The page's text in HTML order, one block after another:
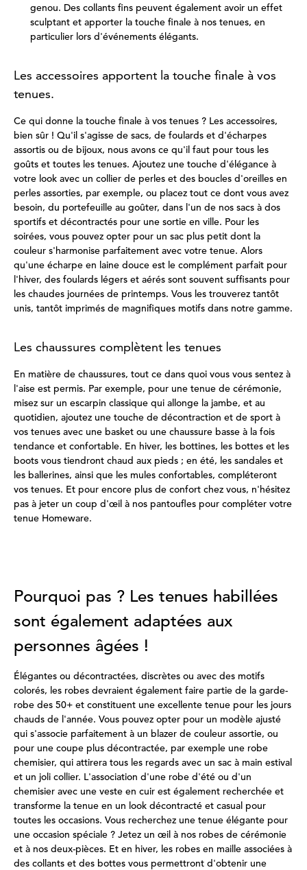
genou. Des collants fins peuvent également avoir un effet
sculptant et apporter la touche finale à nos tenues, en
particulier lors d'événements élégants.
Les accessoires apportent la touche finale à vos
tenues.
Ce qui donne la touche finale à vos tenues ? Les accessoires,
bien sûr ! Qu'il s'agisse de sacs, de foulards et d'écharpes
assortis ou de bijoux, nous avons ce qu'il faut pour tous les
goûts et toutes les tenues. Ajoutez une touche d'élégance à
votre look avec un collier de perles et des boucles d'oreilles en
perles assorties, par exemple, ou placez tout ce dont vous avez
besoin, du portefeuille au goûter, dans l'un de nos sacs à dos
sportifs et décontractés pour une sortie en ville. Pour les
soirées, vous pouvez opter pour un sac plus petit dont la
couleur s'harmonise parfaitement avec votre tenue. Alors
qu'une écharpe en laine douce est le complément parfait pour
l'hiver, des foulards légers et aérés sont souvent suffisants pour
les chaudes journées de printemps. Vous les trouverez tantôt
unis, tantôt imprimés de magnifiques motifs dans notre gamme.
Les chaussures complètent les tenues
En matière de chaussures, tout ce dans quoi vous vous sentez à
l'aise est permis. Par exemple, pour une tenue de cérémonie,
misez sur un escarpin classique qui allonge la jambe, et au
quotidien, ajoutez une touche de décontraction et de sport à
vos tenues avec une basket ou une chaussure basse à la fois
tendance et confortable. En hiver, les bottines, les bottes et les
boots vous tiendront chaud aux pieds ; en été, les sandales et
les ballerines, ainsi que les mules confortables, compléteront
vos tenues. Et pour encore plus de confort chez vous, n'hésitez
pas à jeter un coup d'œil à nos pantoufles pour compléter votre
tenue Homeware.
Pourquoi pas ? Les tenues habillées
sont également adaptées aux
personnes âgées !
Élégantes ou décontractées, discrètes ou avec des motifs
colorés, les robes devraient également faire partie de la garde-
robe des 50+ et constituent une excellente tenue pour les jours
chauds de l'année. Vous pouvez opter pour un modèle ajusté
qui s'associe parfaitement à un blazer de couleur assortie, ou
pour une coupe plus décontractée, par exemple une robe
chemisier, qui attirera tous les regards avec un sac à main estival
et un joli collier. L'association d'une robe d'été ou d'un
chemisier avec une veste en cuir est également recherchée et
transforme la tenue en un look décontracté et casual pour
toutes les occasions. Vous recherchez une tenue élégante pour
une occasion spéciale ? Jetez un œil à nos robes de cérémonie
et à nos deux-pièces. Et en hiver, les robes en maille associées à
des collants et des bottes vous permettront d'obtenir une